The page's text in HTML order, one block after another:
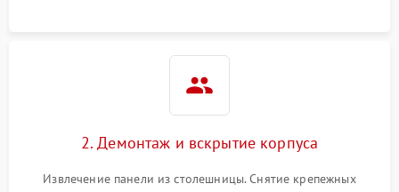
2. Демонтаж и вскрытие корпуса
Извлечение панели из столешницы. Снятие крепежных